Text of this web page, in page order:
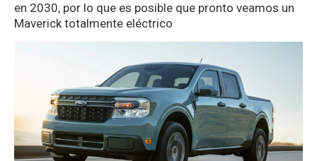
en 2030, por lo que es posible que pronto veamos un
Maverick totalmente eléctrico